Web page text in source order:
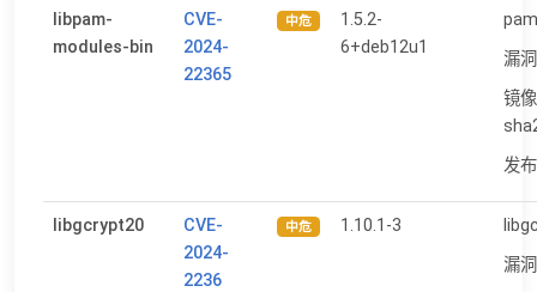
libpam-
modules-bin
CVE-
2024-
22365
中危
1.5.2-
6+deb12u1
漏
镜
发
libgcrypt20
CVE-
2024-
2236
中危 1.10.1-3
漏